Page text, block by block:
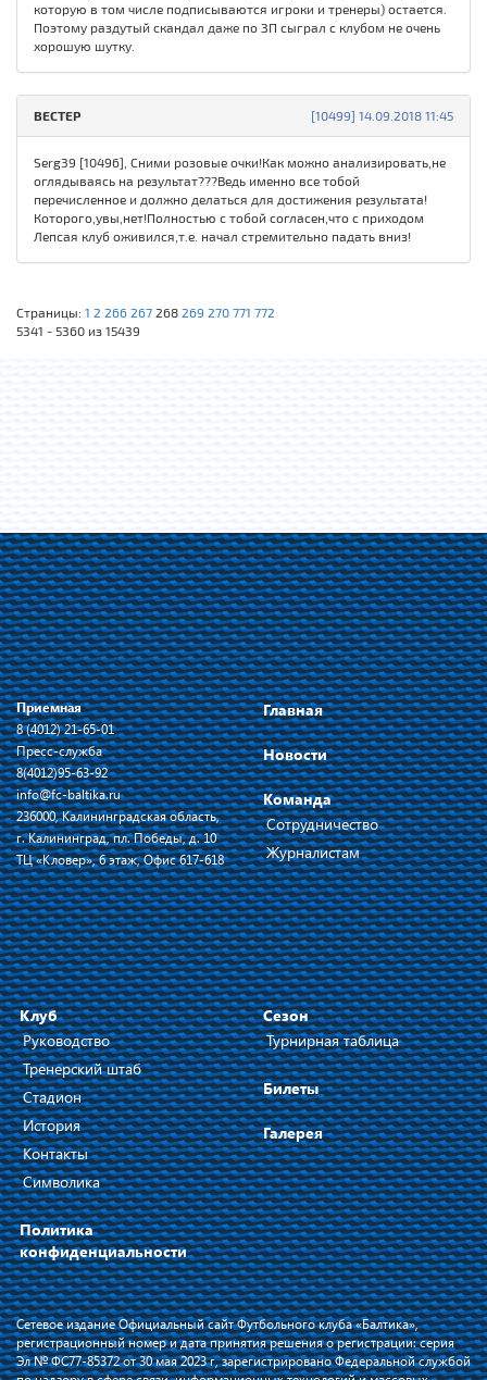
которую в том числе подписываются игроки и тренеры) остается.
Поэтому раздутый скандал даже по ЗП сыграл с клубом не очень
хорошую шутку.
[10499] 14.09.2018 11:45
ВЕСТЕР
Serg39 [10496], Сними розовые очки!Как можно анализировать,не
оглядываясь на результат???Ведь именно все тобой
перечисленное и должно делаться для достижения результата!
Которого,увы,нет!Полностью с тобой согласен,что с приходом
Лепсая клуб оживился,т.е. начал стремительно падать вниз!
Страницы: 1 2 266 267 268 269 270 771 772
5341 - 5360 из 15439
Приемная
8 (4012) 21-65-01
Пресс-служба
8(4012)95-63-92
info@fc-baltika.ru
236000, Калининградская область,
г. Калининград, пл. Победы, д. 10
ТЦ «Кловер», 6 этаж, Офис 617-618
Главная
Новости
Команда
Сотрудничество
Журналистам
Клуб
Руководство
Тренерский штаб
Стадион
История
Контакты
Символика
Политика
конфиденциальности
Сезон
Турнирная таблица
Билеты
Галерея
Сетевое издание Официальный сайт Футбольного клуба «Балтика»,
регистрационный номер и дата принятия решения о регистрации: серия
Эл № ФС77-85372 от 30 мая 2023 г, зарегистрировано Федеральной службой